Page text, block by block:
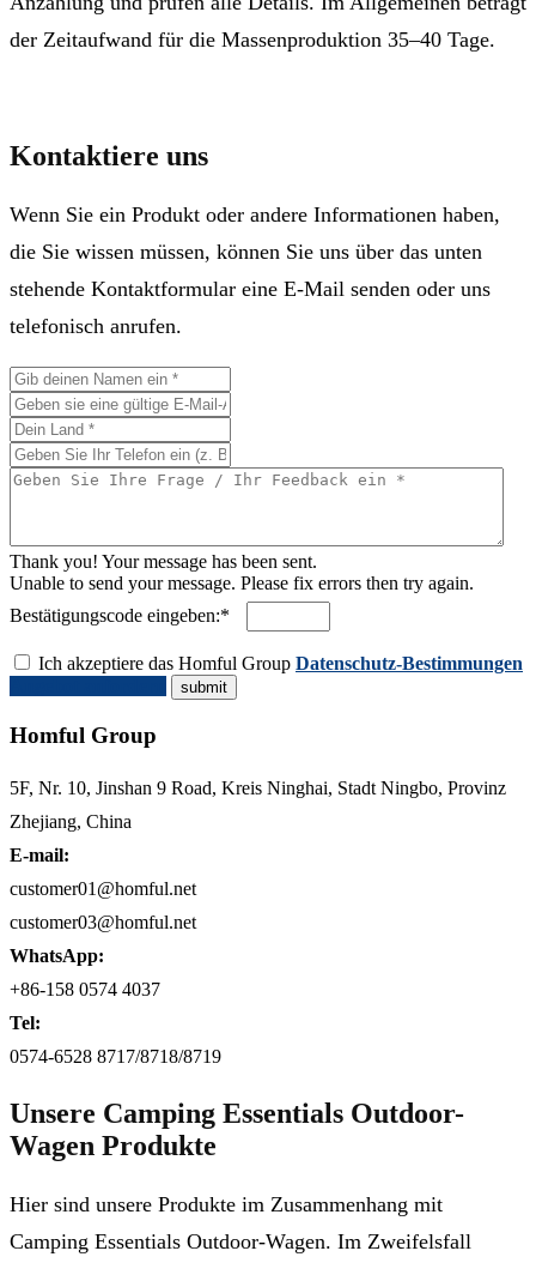
der Zeitaufwand für die Massenproduktion 35–40 Tage.
Kontaktiere uns
Wenn Sie ein Produkt oder andere Informationen haben,
die Sie wissen müssen, können Sie uns über das unten
stehende Kontaktformular eine E-Mail senden oder uns
telefonisch anrufen.
Thank you! Your message has been sent.
Unable to send your message. Please fix errors then try again.
Bestätigungscode eingeben:*
Ich akzeptiere das Homful Group Datenschutz-Bestimmungen
Homful Group
5F, Nr. 10, Jinshan 9 Road, Kreis Ninghai, Stadt Ningbo, Provinz
Zhejiang, China
E-mail:
customer01@homful.net
customer03@homful.net
WhatsApp:
+86-158 0574 4037
Tel:
0574-6528 8717/8718/8719
Unsere Camping Essentials Outdoor-
Wagen Produkte
Hier sind unsere Produkte im Zusammenhang mit
Camping Essentials Outdoor-Wagen. Im Zweifelsfall